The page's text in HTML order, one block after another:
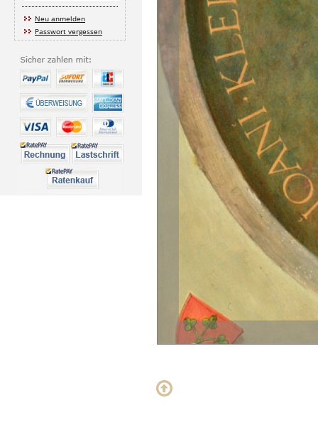
Neu anmelden
Passwort vergessen